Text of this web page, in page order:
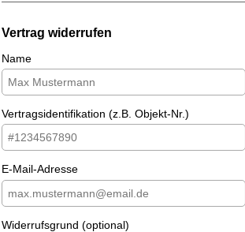
Vertrag widerrufen
Name
Vertragsidentifikation (z.B. Objekt-Nr.)
E-Mail-Adresse
Widerrufsgrund (optional)